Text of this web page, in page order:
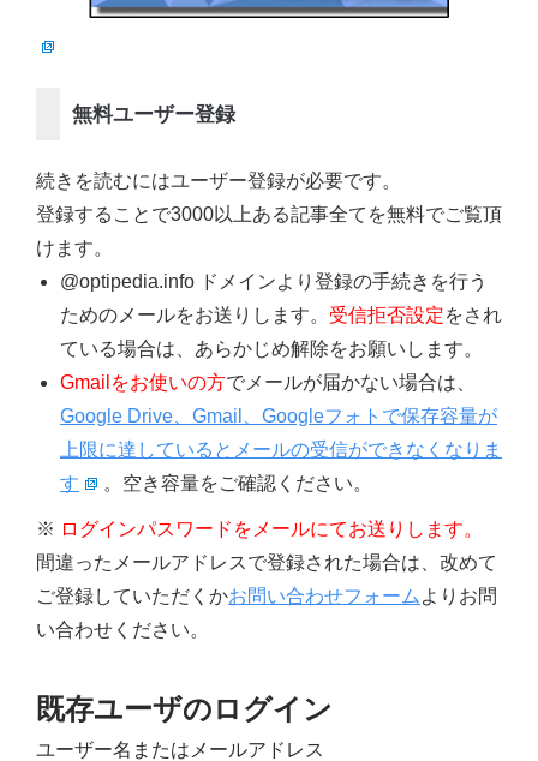
無料ユーザー登録
続きを読むにはユーザー登録が必要です。
登録することで3000以上ある記事全てを無料でご覧頂
けます。
@optipedia.info ドメインより登録の手続きを行う
ためのメールをお送りします。 受信拒否設定をされ
ている場合は、あらかじめ解除をお願いします。
Gmailをお使いの方でメールが届かない場合は、
Google Drive、Gmail、Googleフォトで保存容量が
上限に達しているとメールの受信ができなくなりま
す
。空き容量をご確認ください。
※ ログインパスワードをメールにてお送りします。
間違ったメールアドレスで登録された場合は、改めて
ご登録していただくかお問い合わせフォーム よりお問
い合わせください。
既存ユーザのログイン
ユーザー名またはメールアドレス